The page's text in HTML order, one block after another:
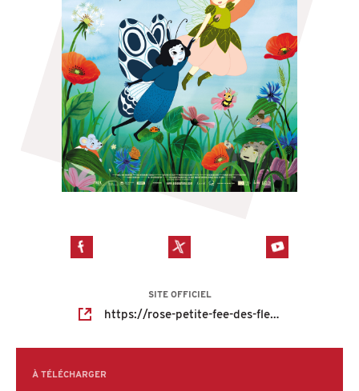
SITE OFFICIEL
https://rose-petite-fee-des-fleurs.lefilm.co/
À TÉLÉCHARGER